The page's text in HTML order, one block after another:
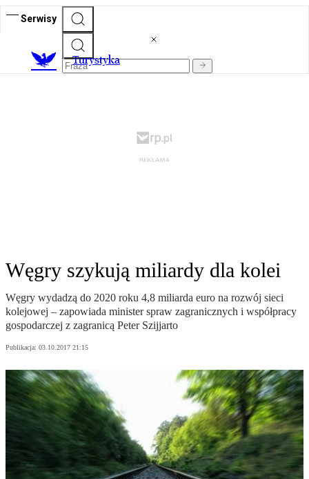
Serwisy
Turystyka
Węgry szykują miliardy dla kolei
Węgry wydadzą do 2020 roku 4,8 miliarda euro na rozwój sieci
kolejowej – zapowiada minister spraw zagranicznych i współpracy
gospodarczej z zagranicą Peter Szijjarto
Publikacja: 03.10.2017 21:15